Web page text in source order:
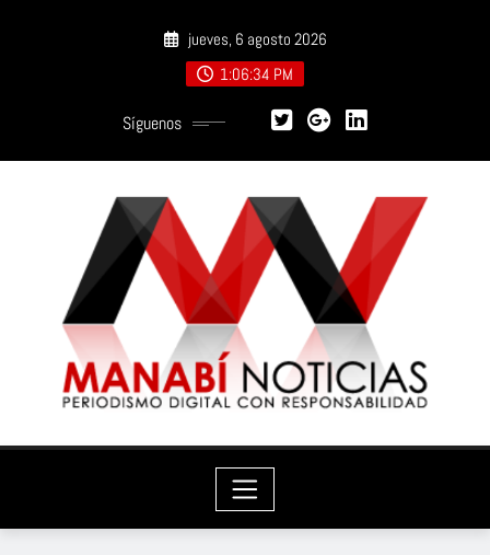
jueves, 6 agosto 2026
1:06:36 PM
Síguenos